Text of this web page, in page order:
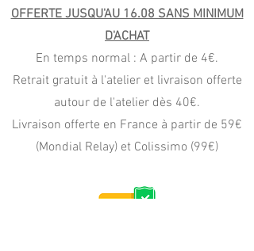
OFFERTE JUSQU'AU 16.08 SANS MINIMUM
D'ACHAT
En temps normal : A partir de 4€.
Retrait gratuit à l'atelier et livraison offerte
autour de l'atelier dès 40€.
Livraison offerte en France à partir de 59€
(Mondial Relay) et Colissimo (99€)